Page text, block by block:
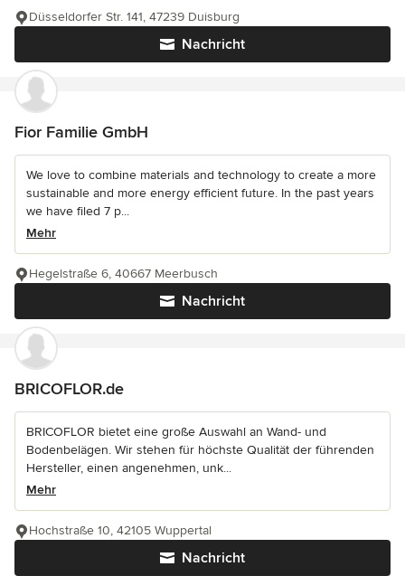
Nachricht
Düsseldorfer Str. 141, 47239 Duisburg
Fior Familie GmbH
We love to combine materials and technology to create a more
sustainable and more energy efficient future. In the past years
we have filed 7 p...
Mehr
Nachricht
Hegelstraße 6, 40667 Meerbusch
BRICOFLOR.de
BRICOFLOR bietet eine große Auswahl an Wand- und
Bodenbelägen. Wir stehen für höchste Qualität der führenden
Hersteller, einen angenehmen, unk...
Mehr
Nachricht
Hochstraße 10, 42105 Wuppertal